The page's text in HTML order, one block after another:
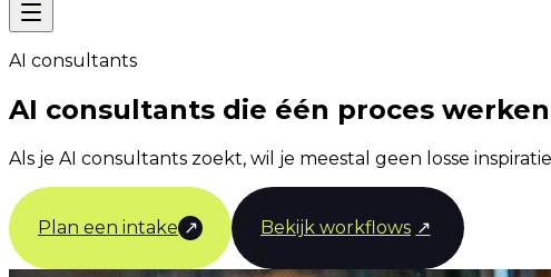
AI consultants
AI consultants die één proces
Als je AI consultants zoekt, wil je meestal geen losse
Plan een intake ↗ Bekijk workflows ↗